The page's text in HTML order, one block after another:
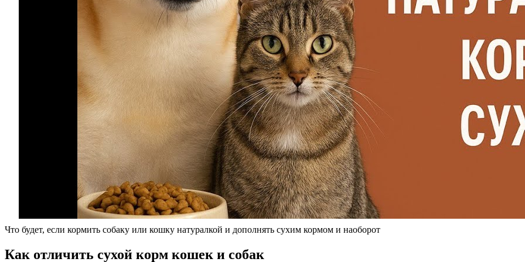
Что будет, если кормить собаку или кошку натуралкой и дополнять сухим кормом и наоборот
Как отличить сухой корм кошек и собак